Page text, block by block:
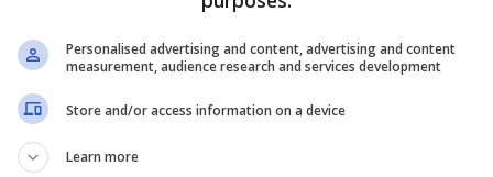
il colpevole sarebbe perseguibile penalmente),
dovranno essere inseriti e iscritto all’anagrafe
proprie case dovranno essere sterilizzati, poiché
Personalised advertising and content, advertising and content
measurement, audience research and services development
Store and/or access information on a device
Learn more